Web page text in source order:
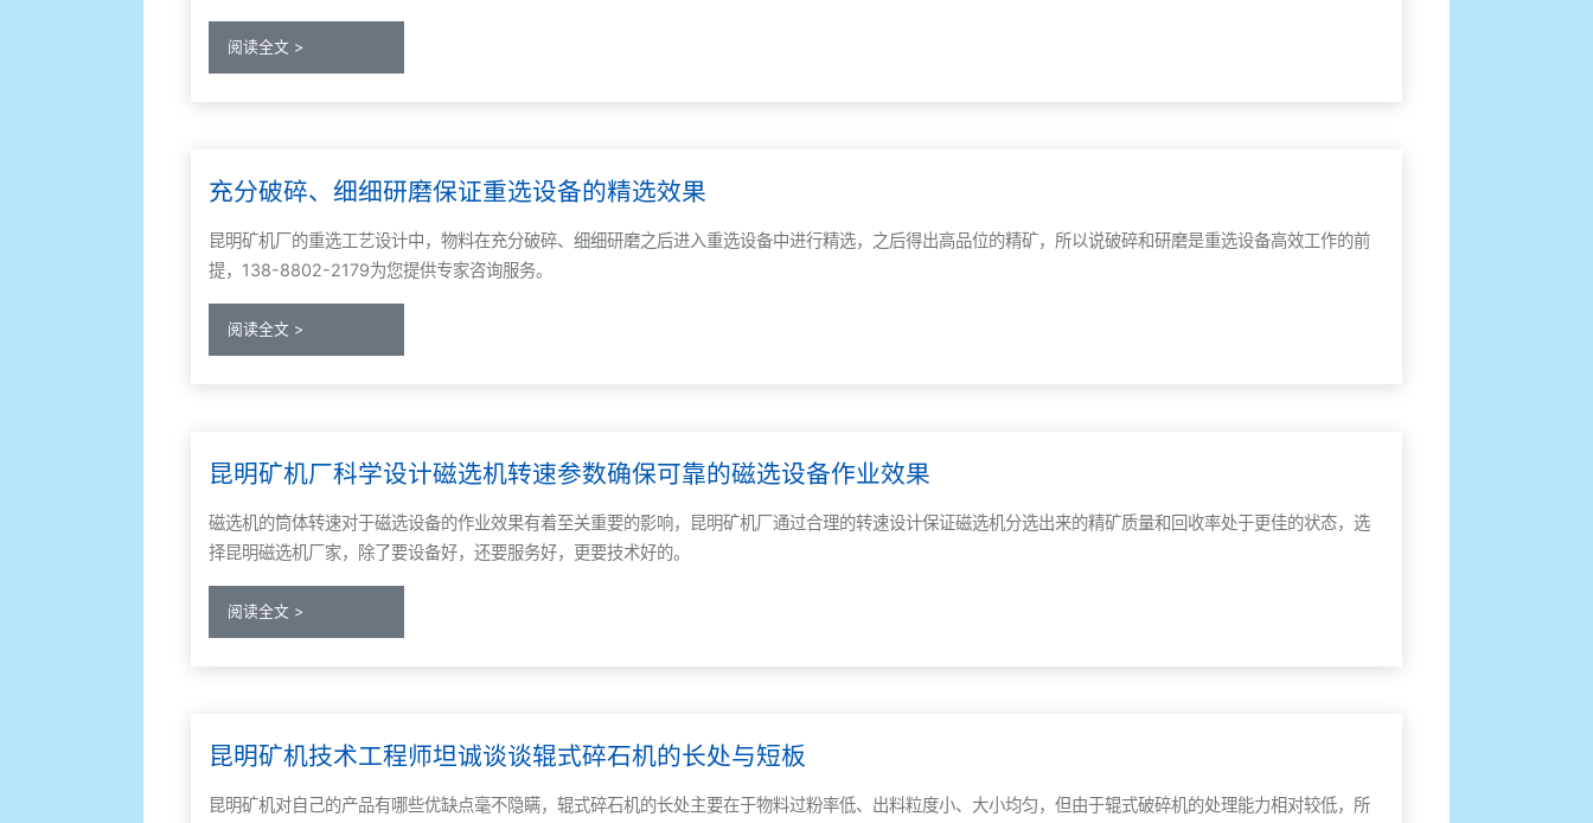
阅读全文 >
充分破碎、细细研磨保证重选设备的精选效果
昆明矿机厂的重选工艺设计中，物料在充分破碎、细细研磨之后进入重选设备中进行精选，之后得出高品位的精矿，所以说破碎和研磨是重选设备高效工作的前
提，138-8802-2179为您提供专家咨询服务。
阅读全文 >
昆明矿机厂科学设计磁选机转速参数确保可靠的磁选设备作业效果
磁选机的筒体转速对于磁选设备的作业效果有着至关重要的影响，昆明矿机厂通过合理的转速设计保证磁选机分选出来的精矿质量和回收率处于更佳的状态，选
择昆明磁选机厂家，除了要设备好，还要服务好，更要技术好的。
阅读全文 >
昆明矿机技术工程师坦诚谈谈辊式碎石机的长处与短板
昆明矿机对自己的产品有哪些优缺点毫不隐瞒，辊式碎石机的长处主要在于物料过粉率低、出料粒度小、大小均匀，但由于辊式破碎机的处理能力相对较低，所